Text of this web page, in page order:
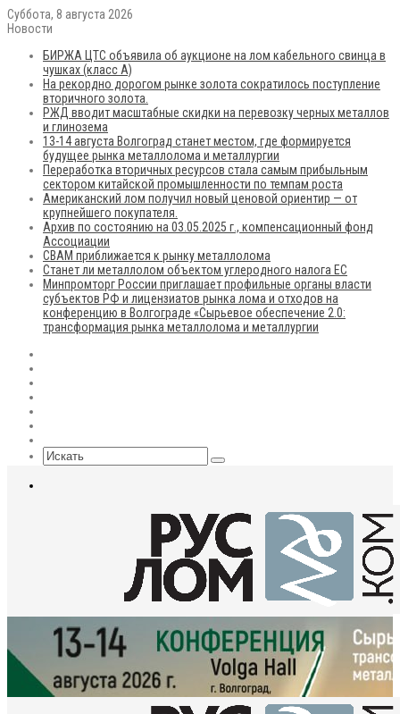
Суббота, 8 августа 2026
Новости
БИРЖА ЦТС объявила об аукционе на лом кабельного свинца в
чушках (класс А)
На рекордно дорогом рынке золота сократилось поступление
вторичного золота.
РЖД вводит масштабные скидки на перевозку черных металлов
и глинозема
13-14 августа Волгоград станет местом, где формируется
будущее рынка металлолома и металлургии
Переработка вторичных ресурсов стала самым прибыльным
сектором китайской промышленности по темпам роста
Американский лом получил новый ценовой ориентир — от
крупнейшего покупателя.
Архив по состоянию на 03.05.2025 г., компенсационный фонд
Ассоциации
CBAM приближается к рынку металлолома
Станет ли металлолом объектом углеродного налога ЕС
Минпромторг России приглашает профильные органы власти
субъектов РФ и лицензиатов рынка лома и отходов на
конференцию в Волгограде «Сырьевое обеспечение 2.0:
трансформация рынка металлолома и металлургии
Искать